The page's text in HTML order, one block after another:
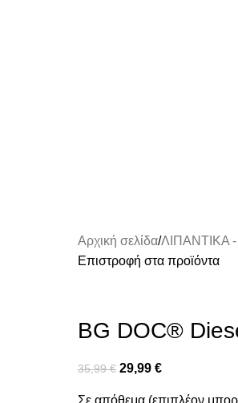
Αρχική σελίδα ΛΙΠΑΝΤΙΚΑ
Επιστροφή στα προϊόντα
BG DOC®
35,99€ 29,99 €
Σε απόθεμα (επιπλέον